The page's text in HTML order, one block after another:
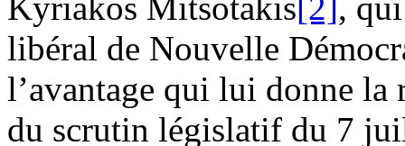
libéral de Nouvelle
l’avantage qui lui donne
du scrutin législatif du 7